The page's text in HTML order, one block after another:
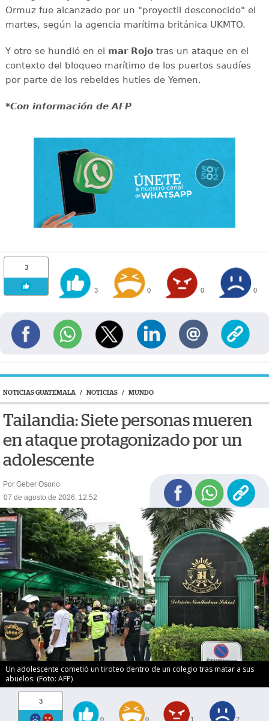
Ormuz fue alcanzado por un "proyectil desconocido" el
martes, según la agencia marítima británica UKMTO.
Y otro se hundió en el mar Rojotras un ataque en el
contexto del bloqueo marítimo de los puertos saudíes
por parte de los rebeldes hutíes de Yemen.
*Con información de AFP
3
3 0 0 0
NOTICIAS GUATEMALA / NOTICIAS / MUNDO
Tailandia: Siete personas mueren
en ataque protagonizado por un
adolescente
Por Geber Osorio
07 de agosto de 2026, 12:52
Un adolescente cometió un tiroteo dentro de un colegio tras matar a sus
abuelos. (Foto: AFP)
3
0 0 1 2